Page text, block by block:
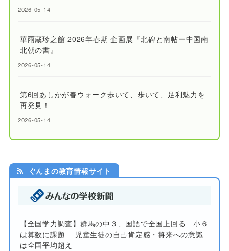
2026-05-14
華雨蔵珍之館 2026年春期 企画展『北碑と南帖ー中国南
北朝の書』
2026-05-14
第6回あしかが春ウォーク歩いて、歩いて、足利魅力を
再発見！
2026-05-14
ぐんまの教育情報サイト
【全国学力調査】群馬の中３、国語で全国上回る 小６
は算数に課題 児童生徒の自己肯定感・将来への意識
は全国平均超え